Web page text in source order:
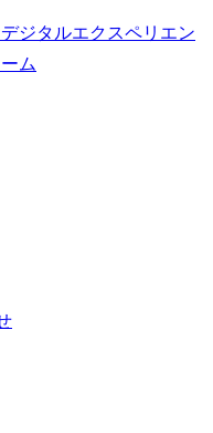
ジタルエクスペリエン
ム